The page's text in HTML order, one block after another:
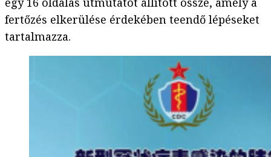
fertőzés elkerülése érdekében teendő lépéseket
tartalmazza.